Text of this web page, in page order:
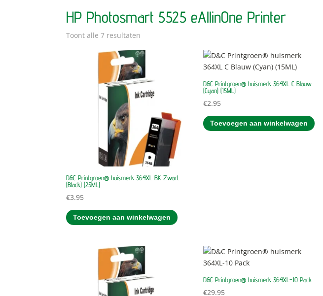
HP Photosmart 5525 eAllinOne Printer
Toont alle 7 resultaten
D&C Printgroen® huismerk 364XL BK Zwart
(Black) (25ML)
€3.95
Toevoegen aan winkelwagen
D&C Printgroen® huismerk 364XL C Blauw
(Cyan) (15ML)
€2.95
Toevoegen aan winkelwagen
D&C Printgroen® huismerk 364XL-10 Pack
€29.95